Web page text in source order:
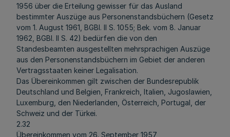
1956 über die Erteilung gewisser für das Ausland
bestimmter Auszüge aus Personenstandsbüchern (Gesetz
vom 1. August 1961, BGBl. II S. 1055; Bek. vom 8. Januar
1962, BGBl. II S. 42) bedürfen die von den
Standesbeamten ausgestellten mehrsprachigen Auszüge
aus den Personenstandsbüchern im Gebiet der anderen
Vertragsstaaten keiner Legalisation.
Das Übereinkommen gilt zwischen der Bundesrepublik
Deutschland und Belgien, Frankreich, Italien, Jugoslawien,
Luxemburg, den Niederlanden, Österreich, Portugal, der
Schweiz und der Türkei.
2.32
Übereinkommen vom 26. September 1957